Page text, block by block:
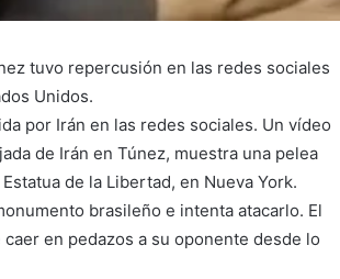
tuvo repercusión en las redes sociales
Unidos.
por Irán en las redes sociales. Un vídeo
de Irán en Túnez, muestra una pelea
de la Libertad, en Nueva York.
brasileño e intenta atacarlo. El
en pedazos a su oponente desde lo